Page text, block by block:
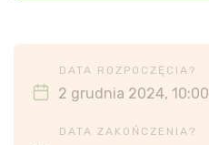
DATA ROZPOCZĘCIA?
2 grudnia 2024, 10:00
DATA ZAKOŃCZENIA?